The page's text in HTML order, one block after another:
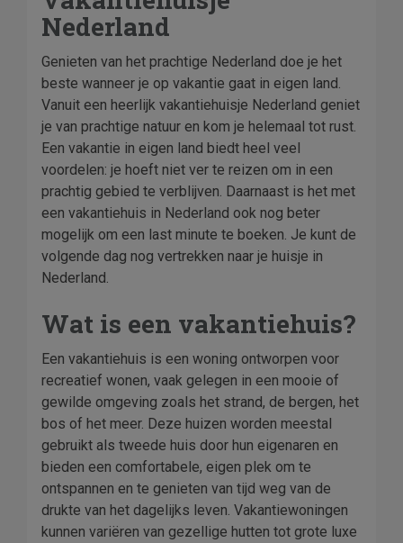
Nederland
Genieten van het prachtige Nederland doe je het
beste wanneer je op vakantie gaat in eigen land.
Vanuit een heerlijk vakantiehuisje Nederland geniet
je van prachtige natuur en kom je helemaal tot rust.
Een vakantie in eigen land biedt heel veel
voordelen: je hoeft niet ver te reizen om in een
prachtig gebied te verblijven. Daarnaast is het met
een vakantiehuis in Nederland ook nog beter
mogelijk om een last minute te boeken. Je kunt de
volgende dag nog vertrekken naar je huisje in
Nederland.
Wat is een vakantiehuis?
Een vakantiehuis is een woning ontworpen voor
recreatief wonen, vaak gelegen in een mooie of
gewilde omgeving zoals het strand, de bergen, het
bos of het meer. Deze huizen worden meestal
gebruikt als tweede huis door hun eigenaren en
bieden een comfortabele, eigen plek om te
ontspannen en te genieten van tijd weg van de
drukte van het dagelijks leven. Vakantiewoningen
kunnen variëren van gezellige hutten tot grote luxe